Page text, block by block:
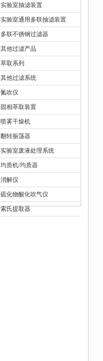
实验室抽滤装置
实验室通用多联抽滤装置
多联不锈钢过滤器
其他过滤产品
萃取系列
其他过滤系统
氮吹仪
固相萃取装置
喷雾干燥机
翻转振荡器
实验室废液处理系统
均质机/均质器
消解仪
硫化物酸化吹气仪
索氏提取器